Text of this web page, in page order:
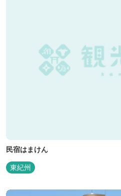
民宿はまけん
東紀州